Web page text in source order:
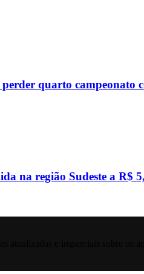
quarto campeonato
na região Sudeste a R$